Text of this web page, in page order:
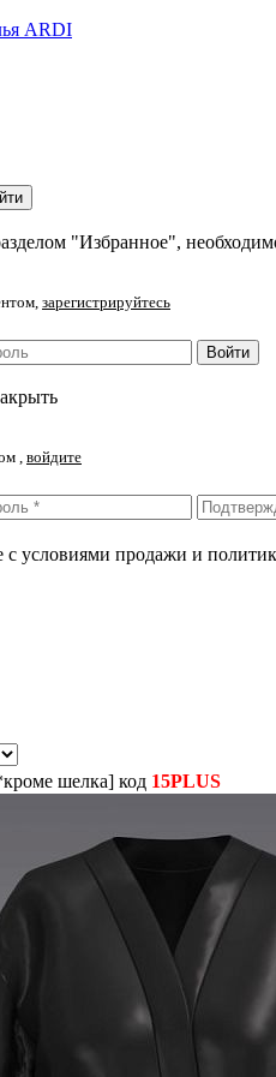
ARDI
"Избранное",
зарегистрируйтесь
Войти
, войдите
с условиями продажи и
шелка] код 15PLUS